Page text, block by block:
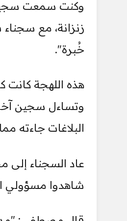
وكنت سمعت
زنزانة، مع سجناء
خُبرة".
هذه اللهجة كانت
وتساءل سجين آخر
البلاغات جاءته
عاد السجناء إلى
شاهدوا مسؤولي